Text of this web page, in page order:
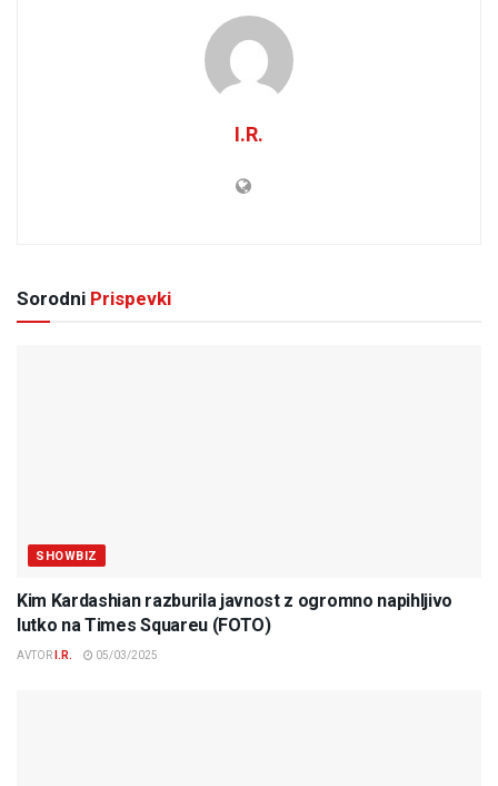
I.R.
Sorodni Prispevki
SHOWBIZ
Kim Kardashian razburila javnost z ogromno napihljivo
lutko na Times Squareu (FOTO)
AVTOR I.R. 05/03/2025